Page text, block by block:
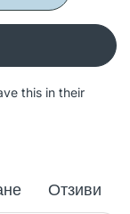
this in their
Отзиви